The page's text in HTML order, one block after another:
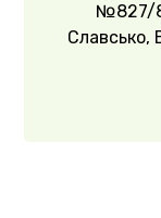
№827/
Славсько,